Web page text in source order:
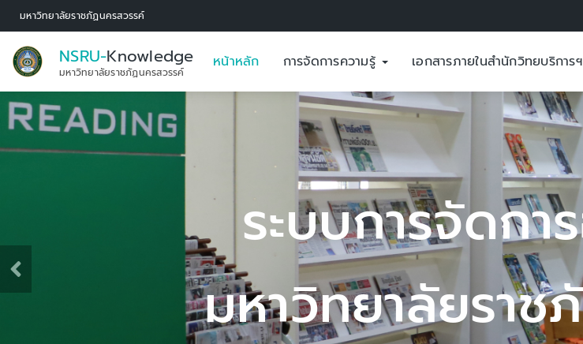
มหาวิทยาลัยราชภัฏนครสวรรค์
NSRU-Knowledge
มหาวิทยาลัยราชภัฏนครสวรรค์
หน้าหลัก การจัดการความรู้ เอกสารภายในสำนักวิทยบริการฯ
ดการองค์ความรู้
ราชภัฏนครสวรรค์